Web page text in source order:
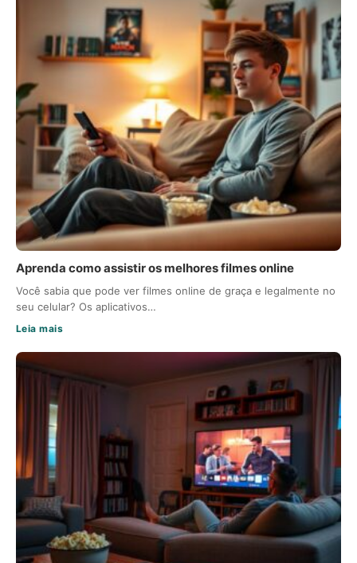
Aprenda como assistir os melhores filmes online
Você sabia que pode ver filmes online de graça e legalmente no
seu celular? Os aplicativos…
Leia mais